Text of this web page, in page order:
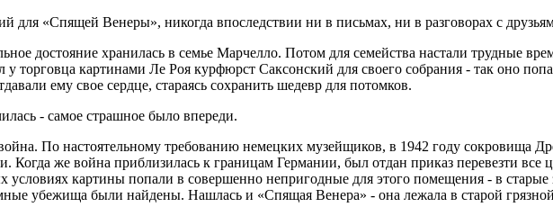
для «Спящей Венеры», никогда впоследствии ни в письмах, ни в разговорах с
достояние хранилась в семье Марчелло. Потом для семейства наста­ли трудные
у торговца картинами Ле Роя курфюрст Саксон­ский для своего собрания - так оно
ему свое сердце, стараясь сохранить шедевр для потомков.
- самое страшное было впереди.
По настоятельному требованию немецких музейщиков, в 1942 году сокро­вища
Когда же война приблизилась к границам Герма­нии, был отдан приказ перевезти
условиях картины по­пали в совершенно непригодные для это­го помещения - в
убежища были найдены. На­шлась и «Спящая Венера» - она лежала в старой грязной